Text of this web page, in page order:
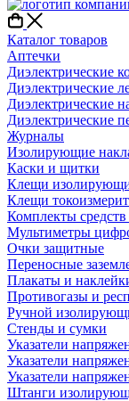
Каталог товаров
Аптечки
Диэлектрические
Диэлектрические
Диэлектрические
Диэлектрические
Журналы
Изолирующие
Каски и щитки
Клещи
Клещи
Комплекты
Мультиметры
Очки защитные
Переносные
Плакаты и
Противогазы и
Ручной
Стенды и сумки
Указатели
Указатели
Указатели
Штанги